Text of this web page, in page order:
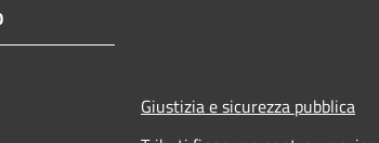
Giustizia e sicurezza pubblica